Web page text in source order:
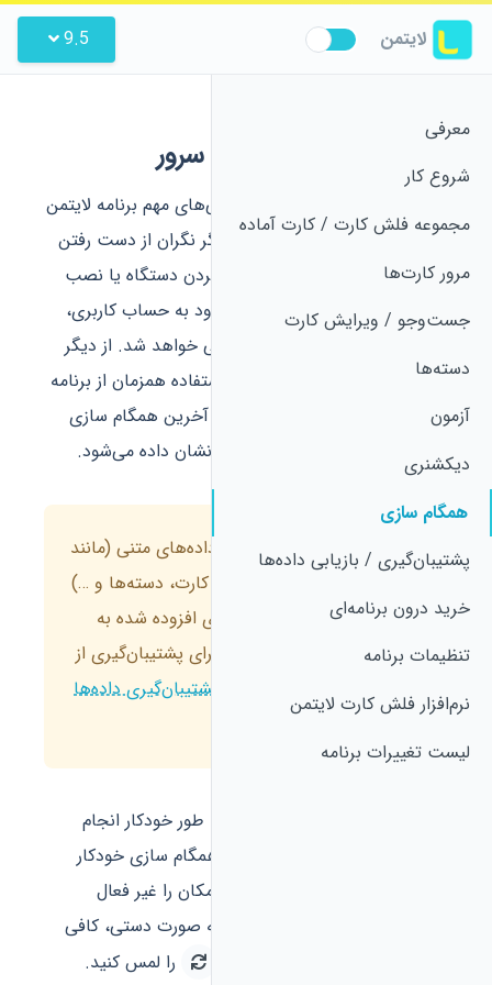
لایتمن 9.5
معرفی
شروع کار
مجموعه فلش کارت / کارت آماده
مرور کارت‌ها
جست‌و‌جو / ویرایش کارت
دسته‌ها
آزمون
دیکشنری
همگام سازی
پشتیبان‌گیری / بازیابی داده‌ها
خرید درون برنامه‌ای
تنظیمات برنامه
نرم‌افزار فلش کارت لایتمن
لیست تغییرات برنامه
همگام سازی داده‌ها با سرور
همگام سازی با سرور یکی از ویژگی‌های مهم برنامه لایتمن
است. با همگام سازی داده‌ها، دیگر نگران از دست رفتن
داده‌ها نباشید. در صورت ریست کردن دستگاه یا نصب
برنامه در دستگاه جدید، پس از ورود به حساب کاربری،
اطلاعات شما از سمت سرور بازیابی خواهد شد. از دیگر
مزیت‌های همگام سازی، امکان استفاده همزمان از برنامه
در دو دستگاه مختلف است. زمان آخرین همگام سازی
انجام شده، در پایین منوی برنامه نشان داده می‌شود.
همگام سازی تنها شامل داده‌های متنی (مانند
متن کارت، اطلاعات مرور کارت، دسته‌ها و …)
است و تصاویر و صدا‌های افزوده شده به
کارت را شامل نمی‌شود. برای پشتیبان‌گیری از
تصاویر و صدا‌ها بخش
پشتیبان‌گیری داده‌ها
را مطالعه کنید.
همگام سازی در برنامه، روزانه و به طور خودکار انجام
می‌شود. در صورت عدم تمایل به همگام سازی خودکار
می‌توانید در تنظیمات برنامه این امکان را غیر فعال
نمایید. برای انجام همگام سازی به صورت دستی، کافی
را لمس کنید.